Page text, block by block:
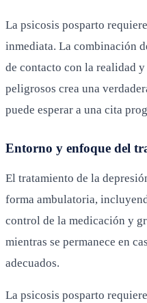
La psicosis posparto
inmediata. La combinación
de contacto con la realidad
peligrosos crea una
puede esperar a una cita
Entorno y enfoque del
El tratamiento de la
forma ambulatoria,
control de la medicación y
mientras se permanece en
adecuados.
La psicosis posparto